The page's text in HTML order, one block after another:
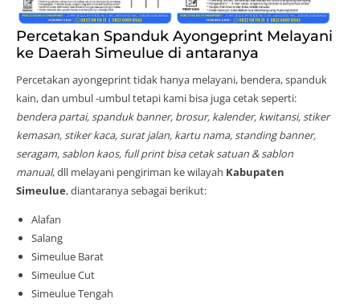
Percetakan Spanduk Ayongeprint Melayani
ke Daerah Simeulue di antaranya
Percetakan ayongeprint tidak hanya melayani, bendera, spanduk
kain, dan umbul -umbul tetapi kami bisa juga cetak seperti:
bendera partai, spanduk banner, brosur, kalender, kwitansi, stiker
kemasan, stiker kaca, surat jalan, kartu nama, standing banner,
seragam, sablon kaos, full print bisa cetak satuan & sablon
manual, dll melayani pengiriman ke wilayah Kabupaten
Simeulue, diantaranya sebagai berikut:
Alafan
Salang
Simeulue Barat
Simeulue Cut
Simeulue Tengah